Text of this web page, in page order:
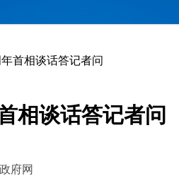
首相谈话答记者问
相谈话答记者问
政府网